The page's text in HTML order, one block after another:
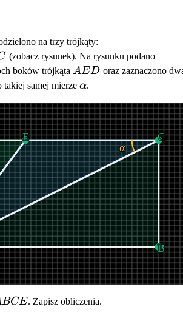
na trzy trójkąty:
ACE,
ABC
(zobacz rysunek). Na rysunku podano
boków trójkąta AED
AED oraz zaznaczono
takiej samej mierze\alpha
α.
α
B
C
E
BCE. Zapisz obliczenia.